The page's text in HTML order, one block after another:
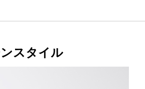
スタイル